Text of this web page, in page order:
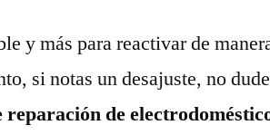
y más para reactivar de
si notas un desajuste, no
reparación de